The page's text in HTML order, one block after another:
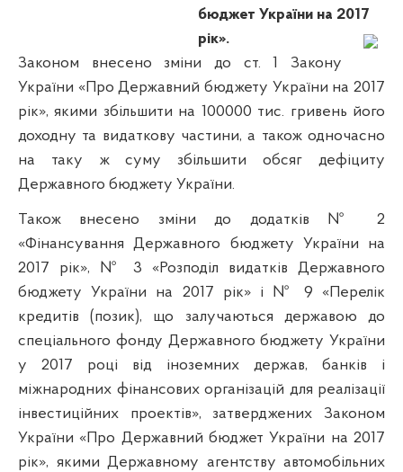
бюджет України на 2017
рік».
Законом внесено зміни до ст. 1 Закону
України «Про Державний бюджету України на 2017
рік», якими збільшити на 100000 тис. гривень його
доходну та видаткову частини, а також одночасно
на таку ж суму збільшити обсяг дефіциту
Державного бюджету України.
Також внесено зміни до додатків № 2
«Фінансування Державного бюджету України на
2017 рік», № 3 «Розподіл видатків Державного
бюджету України на 2017 рік» і № 9 «Перелік
кредитів (позик), що залучаються державою до
спеціального фонду Державного бюджету України
у 2017 році від іноземних держав, банків і
міжнародних фінансових організацій для реалізації
інвестиційних проектів», затверджених Законом
України «Про Державний бюджет України на 2017
рік», якими Державному агентству автомобільних